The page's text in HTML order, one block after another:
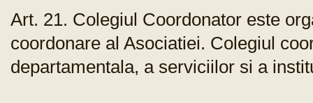
Art. 21. Colegiul Coordonator este
coordonare al Asociatiei. Colegiul
departamentala, a serviciilor si a